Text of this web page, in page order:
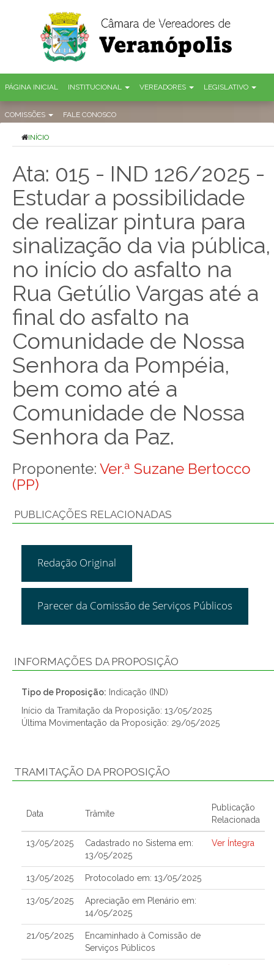
PÁGINA INICIAL INSTITUCIONAL VEREADORES LEGISLATIVO
COMISSÕES FALE CONOSCO
INÍCIO
Ata: 015 - IND 126/2025 -
Estudar a possibilidade
de realizar pintura para
sinalização da via pública,
no início do asfalto na
Rua Getúlio Vargas até a
final do asfalto na
Comunidade de Nossa
Senhora da Pompéia,
bem como até a
Comunidade de Nossa
Senhora da Paz.
Proponente: Ver.ª Suzane Bertocco
(PP)
PUBLICAÇÕES RELACIONADAS
Redação Original
Parecer da Comissão de Serviços Públicos
INFORMAÇÕES DA PROPOSIÇÃO
Tipo de Proposição: Indicação (IND)
Início da Tramitação da Proposição: 13/05/2025
Última Movimentação da Proposição: 29/05/2025
TRAMITAÇÃO DA PROPOSIÇÃO
Data Trâmite
Publicação
Relacionada
13/05/2025
Cadastrado no Sistema em:
13/05/2025
Ver Íntegra
13/05/2025 Protocolado em: 13/05/2025
13/05/2025
Apreciação em Plenário em:
14/05/2025
21/05/2025
Encaminhado à Comissão de
Serviços Públicos